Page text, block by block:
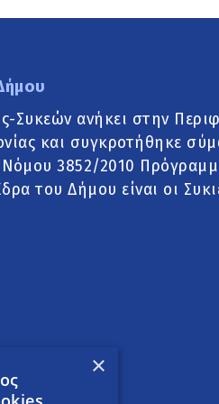
Συκεών ανήκει στην
και συγκροτήθηκε
Νόμου 3852/2010
του Δήμου είναι οι
×